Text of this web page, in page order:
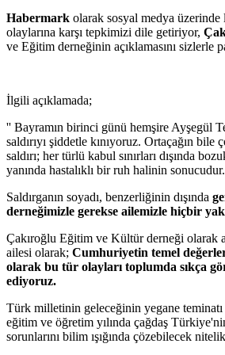
Habermark olarak sosyal medya üzerinde
olaylarına karşı tepkimizi dile getiriyor,
ve Eğitim derneğinin açıklamasını sizlerle
İlgili açıklamada;
'' Bayramın birinci günü hemşire Ayşegül
saldırıyı şiddetle kınıyoruz. Ortaçağın bile
saldırı; her türlü kabul sınırları dışında
yanında hastalıklı bir ruh halinin sonucudur.
Saldırganın soyadı, benzerliğinin dışında
derneğimizle gerekse ailemizle hiçbir
Çakıroğlu Eğitim ve Kültür derneği olarak
ailesi olarak; Cumhuriyetin temel
olarak bu tür olayları toplumda sıkça
ediyoruz.
Türk milletinin geleceğinin yegane
eğitim ve öğretim yılında çağdaş
sorunlarını bilim ışığında çözebilecek